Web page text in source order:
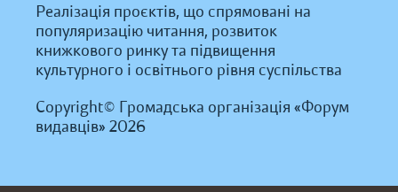
Реалізація проєктів, що спрямовані на
популяризацію читання, розвиток
книжкового ринку та підвищення
культурного і освітнього рівня суспільства
Copyright© Громадська організація «Форум
видавців» 2026